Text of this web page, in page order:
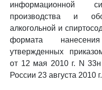
информационной
производства и
алкогольной и
формата
утвержденных
от 12 мая 2010 г. N
России 23 августа 2010